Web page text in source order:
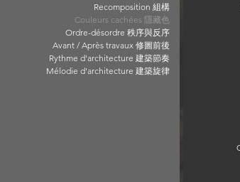
Recomposition 組構
Couleurs cachées 隱藏色
Ordre-désordre 秩序與反序
Avant / Après travaux 修圖前後
Rythme d'architecture 建築節奏
Mélodie d'architecture 建築旋律